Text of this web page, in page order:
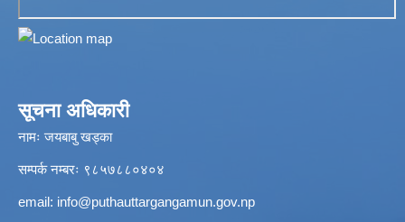
सूचना अधिकारी
नामः जयबाबु खड्का
सम्पर्क नम्बरः ९८५७८८०४०४
email: info@puthauttargangamun.gov.np